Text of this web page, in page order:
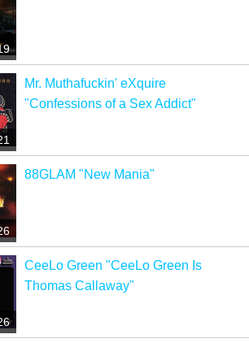
Mr. Muthafuckin' eXquire
"Confessions of a Sex Addict"
88GLAM "New Mania"
CeeLo Green "CeeLo Green Is
Thomas Callaway"